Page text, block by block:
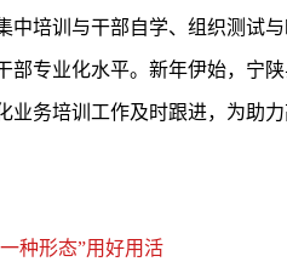
中培训与干部自学、组织测试
部专业化水平。新年伊始，宁
务培训工作及时跟进，为助
种形态”用好用活